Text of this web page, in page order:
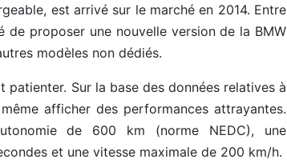
est arrivé sur le marché en 2014. Entre
de proposer une nouvelle version de la BMW
modèles non dédiés.
patienter. Sur la base des données relatives à
afficher des performances attrayantes.
de 600 km (norme NEDC), une
et une vitesse maximale de 200 km/h.